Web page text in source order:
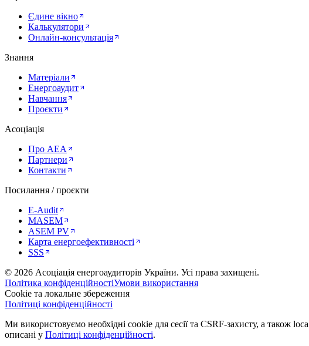
Єдине вікно
Калькулятори
Онлайн-консультація
Знання
Матеріали
Енергоаудит
Навчання
Проєкти
Асоціація
Про AEA
Партнери
Контакти
Посилання / проєкти
E-Audit
MASEM
ASEM PV
Карта енергоефективності
SSS
© 2026 Асоціація енергоаудиторів України. Усі права захищені.
Політика конфіденційностіУмови використання
Cookie та локальне збереження
Політиці конфіденційності
Ми використовуємо необхідні cookie для сесії та CSRF-захисту, а також
описані у Політиці конфіденційності.